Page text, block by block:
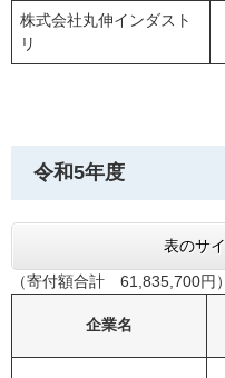
株式会社丸伸インダスト
リ
令和5年度
表のサ
（寄付額合計 61,835,700円）
企業名